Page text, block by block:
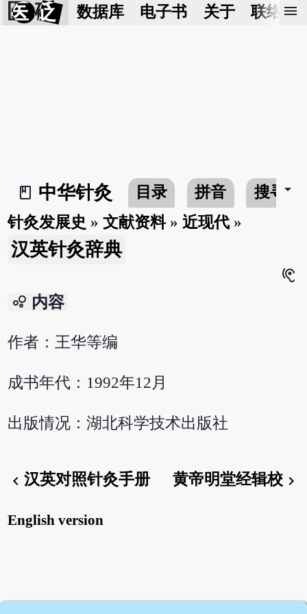
医 砭 数据库 电子书 关于 联络我
menu
book_2
中华针灸 目录 拼音 搜寻arrow_drop_down
针灸发展史 »文献资料»近现代 »
汉英针灸辞典
hearing
bubble_chart 内容
作者：王华等编
成书年代：1992年12月
出版情况：湖北科学技术出版社
chevron_left汉英对照针灸手册 黄帝明堂经辑校chevron_right
English version